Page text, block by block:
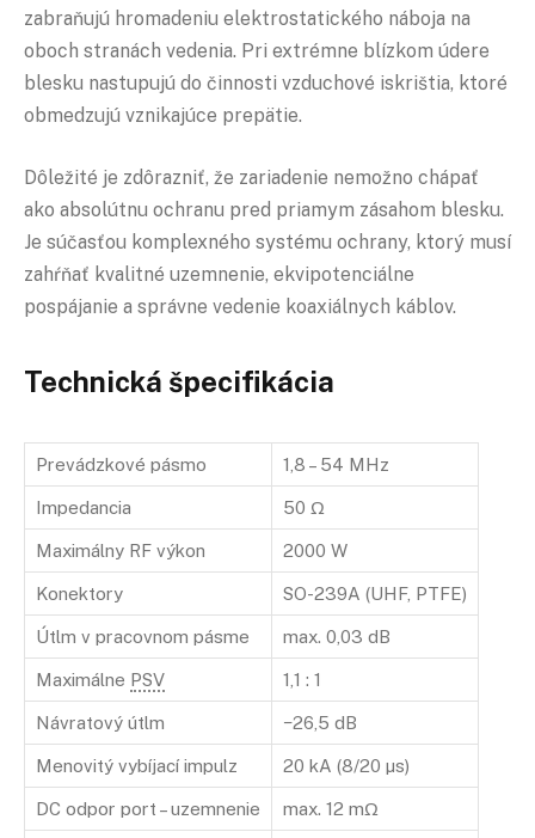
zabraňujú hromadeniu elektrostatického náboja na
oboch stranách vedenia. Pri extrémne blízkom údere
blesku nastupujú do činnosti vzduchové iskrištia, ktoré
obmedzujú vznikajúce prepätie.
Dôležité je zdôrazniť, že zariadenie nemožno chápať
ako absolútnu ochranu pred priamym zásahom blesku.
Je súčasťou komplexného systému ochrany, ktorý musí
zahŕňať kvalitné uzemnenie, ekvipotenciálne
pospájanie a správne vedenie koaxiálnych káblov.
Technická špecifikácia
Prevádzkové pásmo 1,8 – 54 MHz
Impedancia 50 Ω
Maximálny RF výkon 2000 W
Konektory SO-239A (UHF, PTFE)
Útlm v pracovnom pásme max. 0,03 dB
Maximálne PSV 1,1 : 1
Návratový útlm −26,5 dB
Menovitý vybíjací impulz 20 kA (8/20 µs)
DC odpor port – uzemnenie max. 12 mΩ